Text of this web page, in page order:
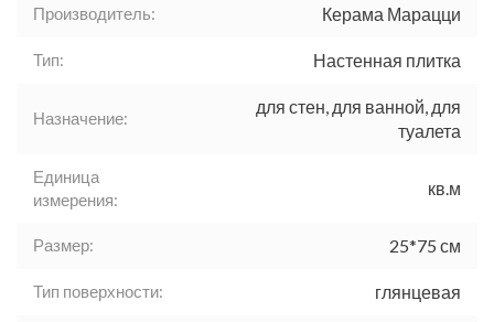
Производитель: Керама Марацци
Тип: Настенная плитка
Назначение:
для стен, для ванной, для
туалета
Единица
измерения:
кв.м
Размер: 25*75 см
Тип поверхности: глянцевая